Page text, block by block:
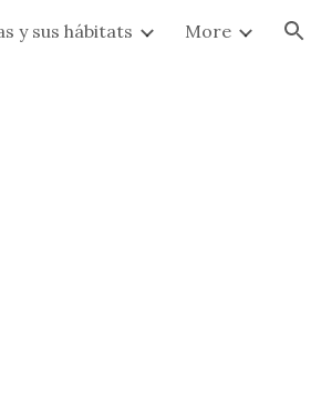
y sus hábitats More